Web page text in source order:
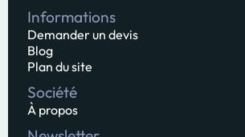
Informations
Demander un devis
Blog
Plan du site
Société
À propos